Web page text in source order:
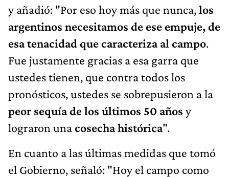
y añadió: "Por eso hoy más que nunca,los
argentinos necesitamos de ese empuje, de
esa tenacidad que caracteriza al campo.
Fue justamente gracias a esa garra que
ustedes tienen, que contra todos los
pronósticos, ustedes se sobrepusieron a la
peor sequía de los últimos 50 años y
lograron unacosecha histórica".
En cuanto a las últimas medidas que tomó
el Gobierno, señaló: "Hoy el campo como